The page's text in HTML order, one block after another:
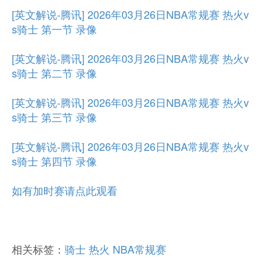
[英文解说-腾讯] 2026年03月26日NBA常规赛 热火v
s骑士 第一节 录像
[英文解说-腾讯] 2026年03月26日NBA常规赛 热火v
s骑士 第二节 录像
[英文解说-腾讯] 2026年03月26日NBA常规赛 热火v
s骑士 第三节 录像
[英文解说-腾讯] 2026年03月26日NBA常规赛 热火v
s骑士 第四节 录像
如有加时赛请点此观看
相关标签： 骑士热火 NBA常规赛